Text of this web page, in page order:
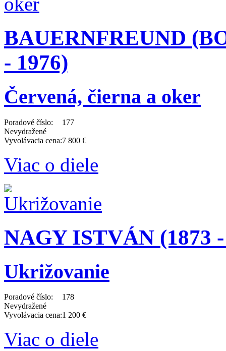
BAUERNFREUND
- 1976)
Červená, čierna a oker
Poradové číslo:
177
Nevydražené
Vyvolávacia cena:7 800 €
Viac o diele
NAGY ISTVÁN (1873
Ukrižovanie
Poradové číslo:
178
Nevydražené
Vyvolávacia cena:1 200 €
Viac o diele